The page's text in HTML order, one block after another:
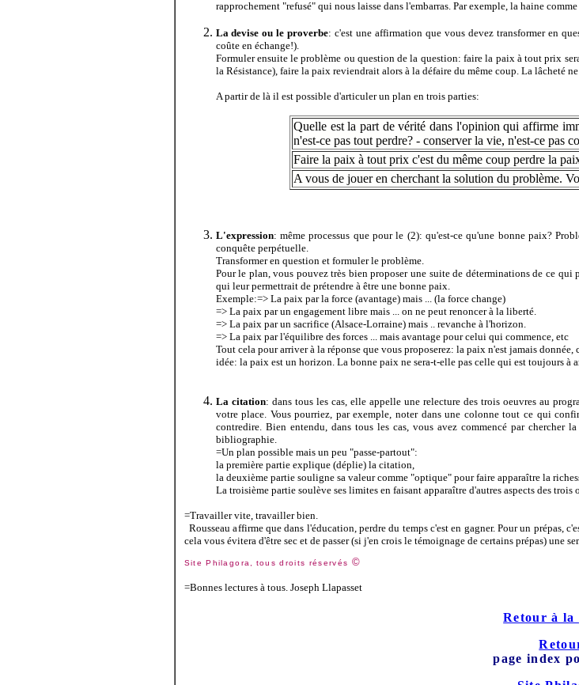
rapprochement "refusé" qui nous laisse dans l'embarras. Par exemple, la haine
La devise ou le proverbe: c'est une affirmation que vous devez transformer en
coûte en échange!).
Formuler ensuite le problème ou question de la question: faire la paix à tout prix
la Résistance), faire la paix reviendrait alors à la défaire du même coup. La lâcheté
A partir de là il est possible d'articuler un plan en trois parties:
Quelle est la part de vérité dans l'opinion qui affirme
n'est-ce pas tout perdre? - conserver la vie, n'est-ce pas
Faire la paix à tout prix c'est du même coup perdre la
A vous de jouer en cherchant la solution du problème.
L'expression: même processus que pour le (2): qu'est-ce qu'une bonne paix?
conquête perpétuelle.
Transformer en question et formuler le problème.
Pour le plan, vous pouvez très bien proposer une suite de déterminations de ce
qui leur permettrait de prétendre à être une bonne paix.
Exemple:=> La paix par la force (avantage) mais ... (la force change)
=> La paix par un engagement libre mais ... on ne peut renoncer à la liberté.
=> La paix par un sacrifice (Alsace-Lorraine) mais .. revanche à l'horizon.
=> La paix par l'équilibre des forces ... mais avantage pour celui qui commence, etc
Tout cela pour arriver à la réponse que vous proposerez: la paix n'est jamais
idée: la paix est un horizon. La bonne paix ne sera-t-elle pas celle qui est toujours à
La citation: dans tous les cas, elle appelle une relecture des trois oeuvres au
votre place. Vous pourriez, par exemple, noter dans une colonne tout ce qui
contredire. Bien entendu, dans tous les cas, vous avez commencé par
bibliographie.
=Un plan possible mais un peu "passe-partout":
la première partie explique (déplie) la citation,
la deuxième partie souligne sa valeur comme "optique" pour faire apparaître la
La troisième partie soulève ses limites en faisant apparaître d'autres aspects des trois
=Travailler vite, travailler bien.
Rousseau affirme que dans l'éducation, perdre du temps c'est en gagner. Pour un prépas,
cela vous évitera d'être sec et de passer (si j'en crois le témoignage de certains prépas) une
Site Philagora, tous droits réservés ©
=Bonnes lectures à tous. Joseph Llapasset
Retour à
page index